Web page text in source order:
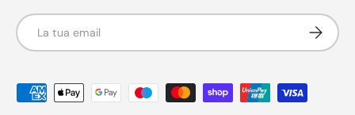
Email Iscriviti
Metodi di pagamento accettati